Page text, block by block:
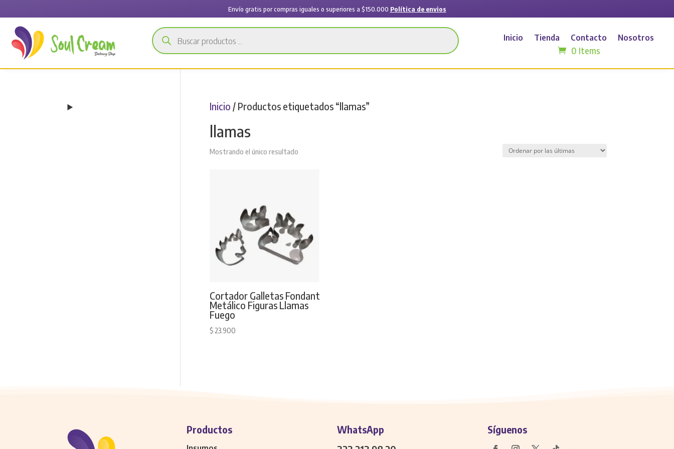
Envío gratis por compras iguales o superiores a $150.000 Política de envios
Búsqueda
de
productos
Inicio Tienda Contacto Nosotros
0 Items
Inicio / Productos etiquetados “llamas”
llamas
Mostrando el único resultado
Cortador Galletas Fondant
Metálico Figuras Llamas
Fuego
$23.900
Productos
WhatsApp
Síguenos